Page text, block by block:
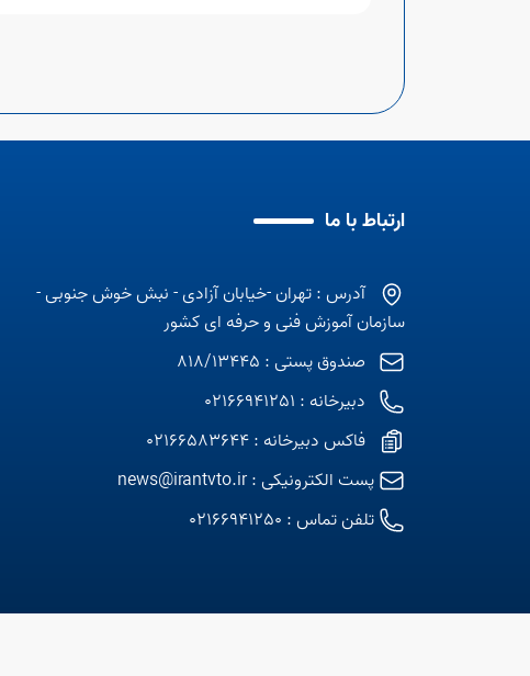
ارتباط با ما
آدرس : تهران -خیابان آزادی - نبش خوش جنوبی -
سازمان آموزش فنی و حرفه ای کشور
صندوق پستی : 818/13445
دبیرخانه : 02166941251
فاکس دبیرخانه : 02166583644
پست الکترونیکی :news@irantvto.ir
تلفن تماس : 02166941250